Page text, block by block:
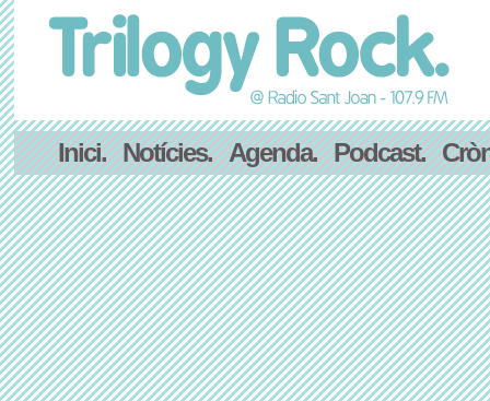
Inici. Notícies. Agenda. Podcast.